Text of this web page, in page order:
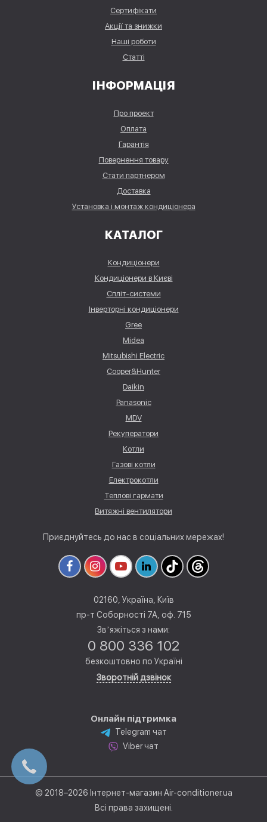
Сертифікати
Акції та знижки
Наші роботи
Статті
ІНФОРМАЦІЯ
Про проект
Оплата
Гарантія
Повернення товару
Стати партнером
Доставка
Установка і монтаж кондиціонера
КАТАЛОГ
Кондиціонери
Кондиціонери в Києві
Спліт-системи
Інверторні кондиціонери
Gree
Midea
Mitsubishi Electric
Cooper&Hunter
Daikin
Panasonic
MDV
Рекуператори
Котли
Газові котли
Електрокотли
Теплові гармати
Витяжні вентилятори
Приєднуйтесь до нас в соціальних мережах!
02160, Україна, Київ
пр-т Соборності 7А, оф. 715
Звʼяжіться з нами:
0 800 336 102
безкоштовно по Україні
Зворотній дзвінок
Онлайн підтримка
Telegram чат
Viber чат
© 2018–2026 Інтернет-магазин Air-conditioner.ua
Всі права захищені.